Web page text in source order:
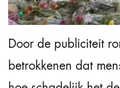
Door de publiciteit
betrokkenen dat